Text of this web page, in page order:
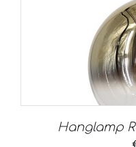
Hanglamp